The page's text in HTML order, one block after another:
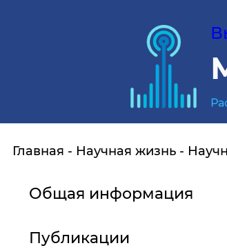
Главная Научная жизнь
Общая информация
Публикации